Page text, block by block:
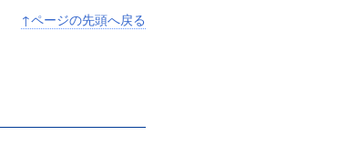
↑ページの先頭へ戻る